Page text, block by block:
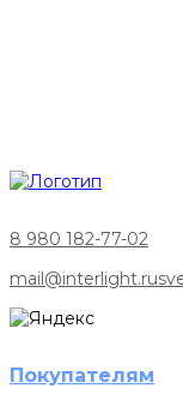
8 980 182-77-02
mail@interlight.ru
Покупателям